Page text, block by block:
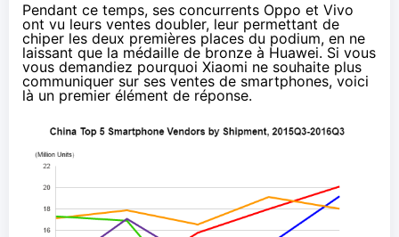
Pendant ce temps, ses concurrents Oppo et Vivo
ont vu leurs ventes doubler, leur permettant de
chiper les deux premières places du podium, en ne
laissant que la médaille de bronze à Huawei. Si vous
vous demandiez pourquoi Xiaomi ne souhaite plus
communiquer sur ses ventes de smartphones, voici
là un premier élément de réponse.